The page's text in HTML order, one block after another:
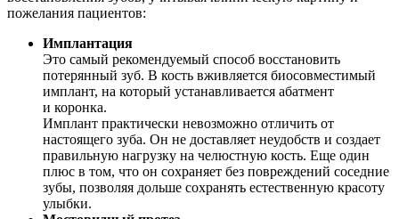
пожелания пациентов:
Имплантация
Это самый рекомендуемый способ восстановить
потерянный зуб. В кость вживляется биосовместимый
имплант, на который устанавливается абатмент
и коронка.
Имплант практически невозможно отличить от
настоящего зуба. Он не доставляет неудобств и создает
правильную нагрузку на челюстную кость. Еще один
плюс в том, что он сохраняет без повреждений соседние
зубы, позволяя дольше сохранять естественную красоту
улыбки.